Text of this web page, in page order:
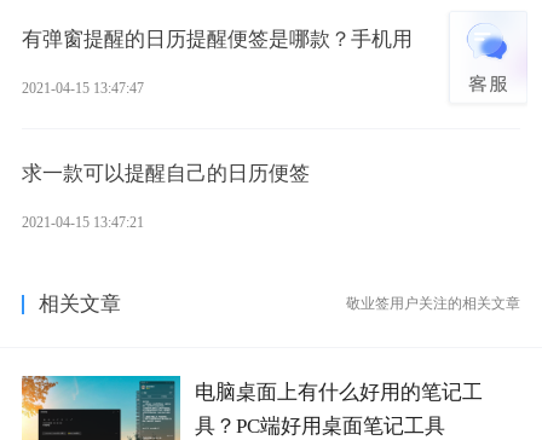
有弹窗提醒的日历提醒便签是哪款？手机用
2021-04-15 13:47:47
求一款可以提醒自己的日历便签
2021-04-15 13:47:21
相关文章 敬业签用户关注的相关文章
电脑桌面上有什么好用的笔记工
具？PC端好用桌面笔记工具